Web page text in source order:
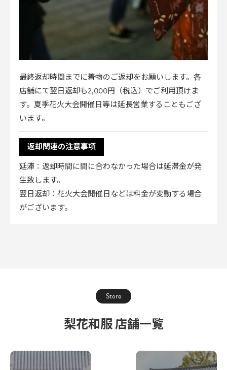
最終返却時間までに着物のご返却をお願いします。各
店舗にて翌日返却も2,000円（税込）でご利用頂けま
す。夏季花火大会開催日等は延長営業することもござ
います。
返却関連の注意事項
延滞：返却時間に間に合わなかった場合は延滞金が発
生致します。
翌日返却：花火大会開催日などは料金が変動する場合
がございます。
Store
梨花和服 店舗一覧